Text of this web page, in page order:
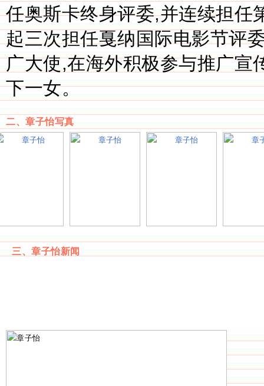
任奥斯卡终身评委,并连续担任
起三次担任戛纳国际电影节评
广大使,在海外积极参与推广宣
下一女。
二、章子怡写真
三、章子怡新闻